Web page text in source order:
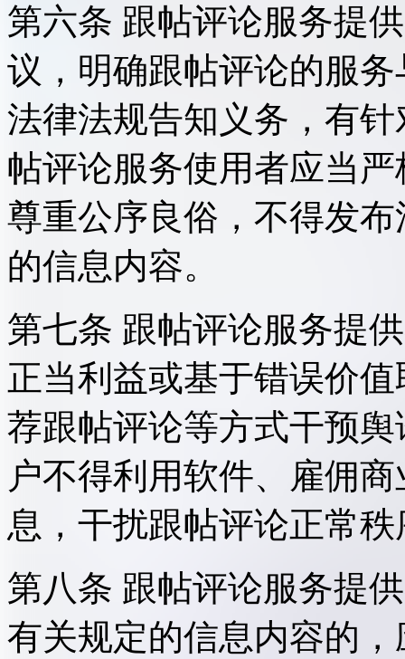
第六条 跟帖评论服务提
议，明确跟帖评论的服
法律法规告知义务，有
帖评论服务使用者应当
尊重公序良俗，不得发
的信息内容。
第七条 跟帖评论服务提
正当利益或基于错误价
荐跟帖评论等方式干预
户不得利用软件、雇佣
息，干扰跟帖评论正常
第八条 跟帖评论服务提
有关规定的信息内容的